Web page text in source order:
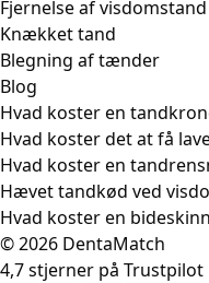
Fjernelse af visdomstand
Knækket tand
Blegning af tænder
Blog
Hvad koster en
Hvad koster det at få
Hvad koster en
Hævet tandkød ved
Hvad koster en
© 2026 DentaMatch
4,7 stjerner på Trustpilot